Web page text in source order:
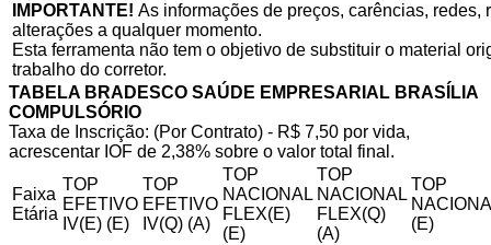
IMPORTANTE! As informações de preços, carências,
alterações a qualquer momento.
Esta ferramenta não tem o objetivo de substituir o material
trabalho do corretor.
TABELA BRADESCO SAÚDE EMPRESARIAL BRASÍLIA
COMPULSÓRIO
Taxa de Inscrição: (Por Contrato) - R$ 7,50 por vida,
acrescentar IOF de 2,38% sobre o valor total final.
Faixa
Etária
TOP
EFETIVO
IV(E) (E)
TOP
EFETIVO
IV(Q) (A)
TOP
NACIONAL
FLEX(E)
(E)
TOP
NACIONAL
FLEX(Q)
(A)
TOP
(E)